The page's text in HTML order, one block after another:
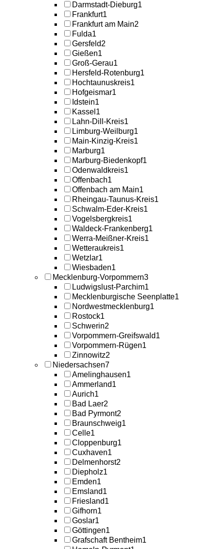
Darmstadt-Dieburg1
Frankfurt1
Frankfurt am Main2
Fulda1
Gersfeld2
Gießen1
Groß-Gerau1
Hersfeld-Rotenburg1
Hochtaunuskreis1
Hofgeismar1
Idstein1
Kassel 1
Lahn-Dill-Kreis1
Limburg-Weilburg1
Main-Kinzig-Kreis1
Marburg1
Marburg-Biedenkopf1
Odenwaldkreis1
Offenbach1
Offenbach am Main1
Rheingau-Taunus-Kreis1
Schwalm-Eder-Kreis1
Vogelsbergkreis1
Waldeck-Frankenberg1
Werra-Meißner-Kreis1
Wetteraukreis1
Wetzlar1
Wiesbaden1
Mecklenburg-Vorpommern3
Ludwigslust-Parchim1
Mecklenburgische Seenplatte1
Nordwestmecklenburg1
Rostock1
Schwerin2
Vorpommern-Greifswald1
Vorpommern-Rügen1
Zinnowitz2
Niedersachsen7
Amelinghausen1
Ammerland1
Aurich1
Bad Laer2
Bad Pyrmont2
Braunschweig1
Celle1
Cloppenburg1
Cuxhaven1
Delmenhorst2
Diepholz1
Emden1
Emsland1
Friesland1
Gifhorn1
Goslar1
Göttingen1
Grafschaft Bentheim1